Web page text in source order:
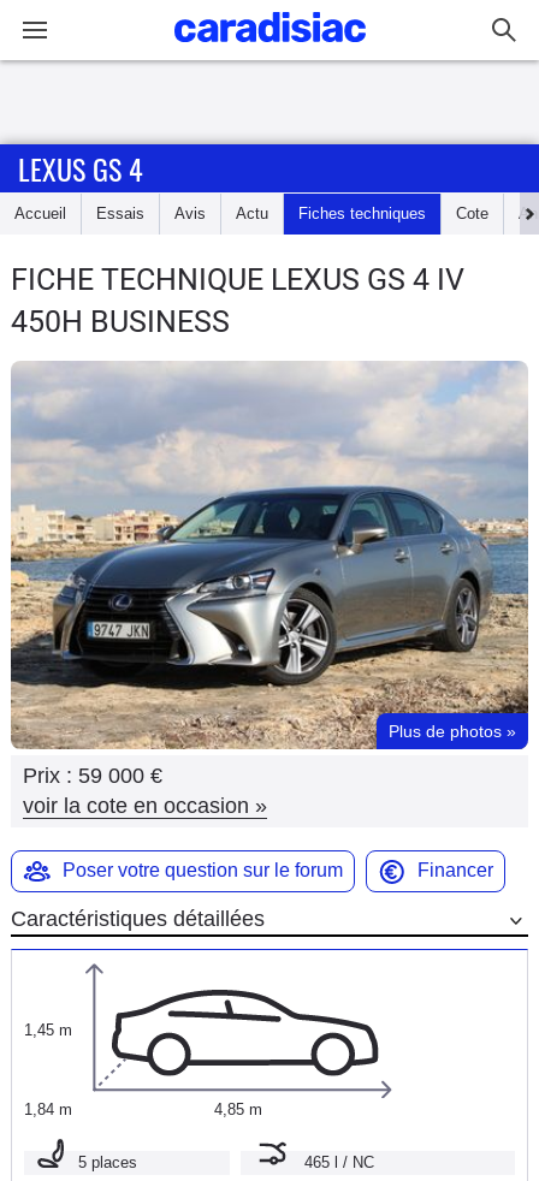
Accueil
Essais
Guide
d'achat
Electriques
Utilitaires
Flottes
Auto
Services
Forum
Moto
Marques
LEXUS GS 4
Accueil Essais Avis Actu Fiches techniques Cote
FICHE TECHNIQUE LEXUS GS 4 IV
450H BUSINESS
Plus de photos »
Prix : 59 000 €
voir la cote en occasion »
Poser votre question sur le forum Financer
Caractéristiques détaillées
1,45 m
1,84 m 4,85 m
5 places 465 l / NC